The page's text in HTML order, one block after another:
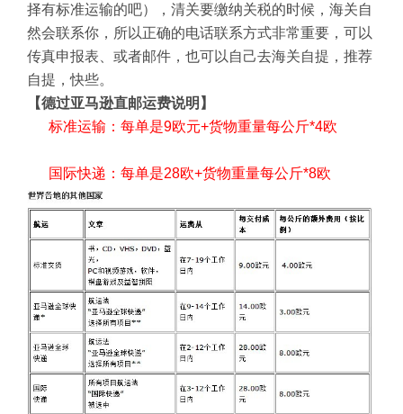
择有标准运输的吧），清关要缴纳关税的时候，海关自
然会联系你，所以正确的电话联系方式非常重要，可以
传真申报表、或者邮件，也可以自己去海关自提，推荐
自提，快些。
【德过亚马逊直邮运费说明】
标准运输：每单是9欧元+货物重量每公斤*4欧
国际快递：每单是28欧+货物重量每公斤*8欧